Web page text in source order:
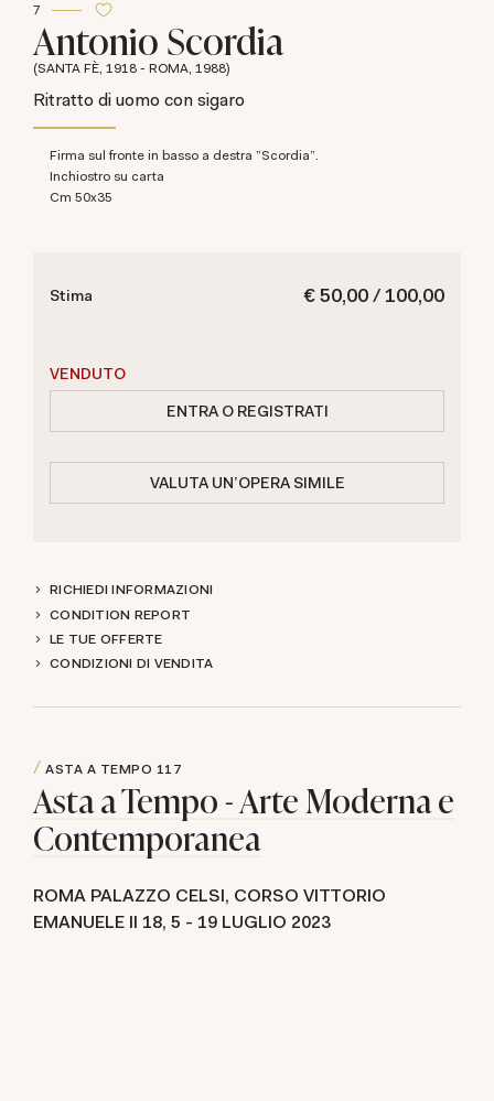
7
Antonio Scordia
(SANTA FÈ, 1918 - ROMA, 1988)
Ritratto di uomo con sigaro
Firma sul fronte in basso a destra "Scordia".
Inchiostro su carta
cm 50x35
€ 50,00 / 100,00
Stima
VENDUTO
ENTRA O REGISTRATI
VALUTA UN'OPERA SIMILE
RICHIEDI INFORMAZIONI
CONDITION REPORT
LE TUE OFFERTE
CONDIZIONI DI VENDITA
ASTA A TEMPO 117
Asta a Tempo - Arte Moderna e
Contemporanea
ROMA PALAZZO CELSI, CORSO VITTORIO
EMANUELE II 18, 5 - 19 LUGLIO 2023